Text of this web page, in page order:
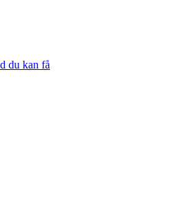
du kan få